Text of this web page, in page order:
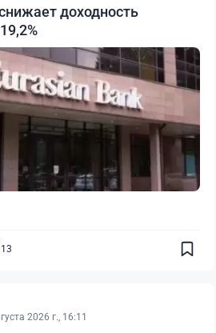
доходность
13
2026 г., 16:11